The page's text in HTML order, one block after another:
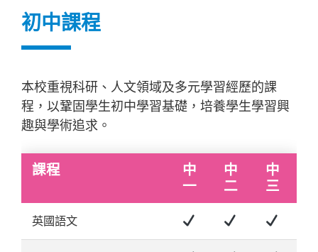
初中課程
本校重視科研、人文領域及多元學習經歷的課
程，以鞏固學生初中學習基礎，培養學生學習興
趣與學術追求。
課程
中
一
中
二
中
三
英國語文